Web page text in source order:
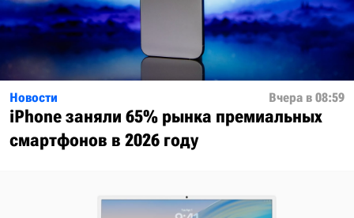
Новости Вчера в 08:59
iPhone заняли 65% рынка премиальных
смартфонов в 2026 году